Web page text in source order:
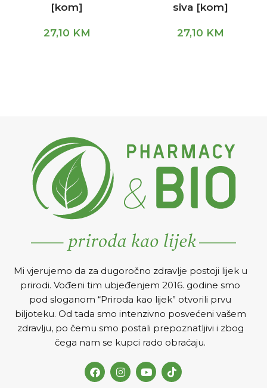
[kom]
27,10 KM
siva [kom]
27,10 KM
Mi vjerujemo da za dugoročno zdravlje postoji lijek u
prirodi. Vođeni tim ubjeđenjem 2016. godine smo
pod sloganom “Priroda kao lijek” otvorili prvu
biljoteku. Od tada smo intenzivno posvećeni vašem
zdravlju, po čemu smo postali prepoznatljivi i zbog
čega nam se kupci rado obraćaju.